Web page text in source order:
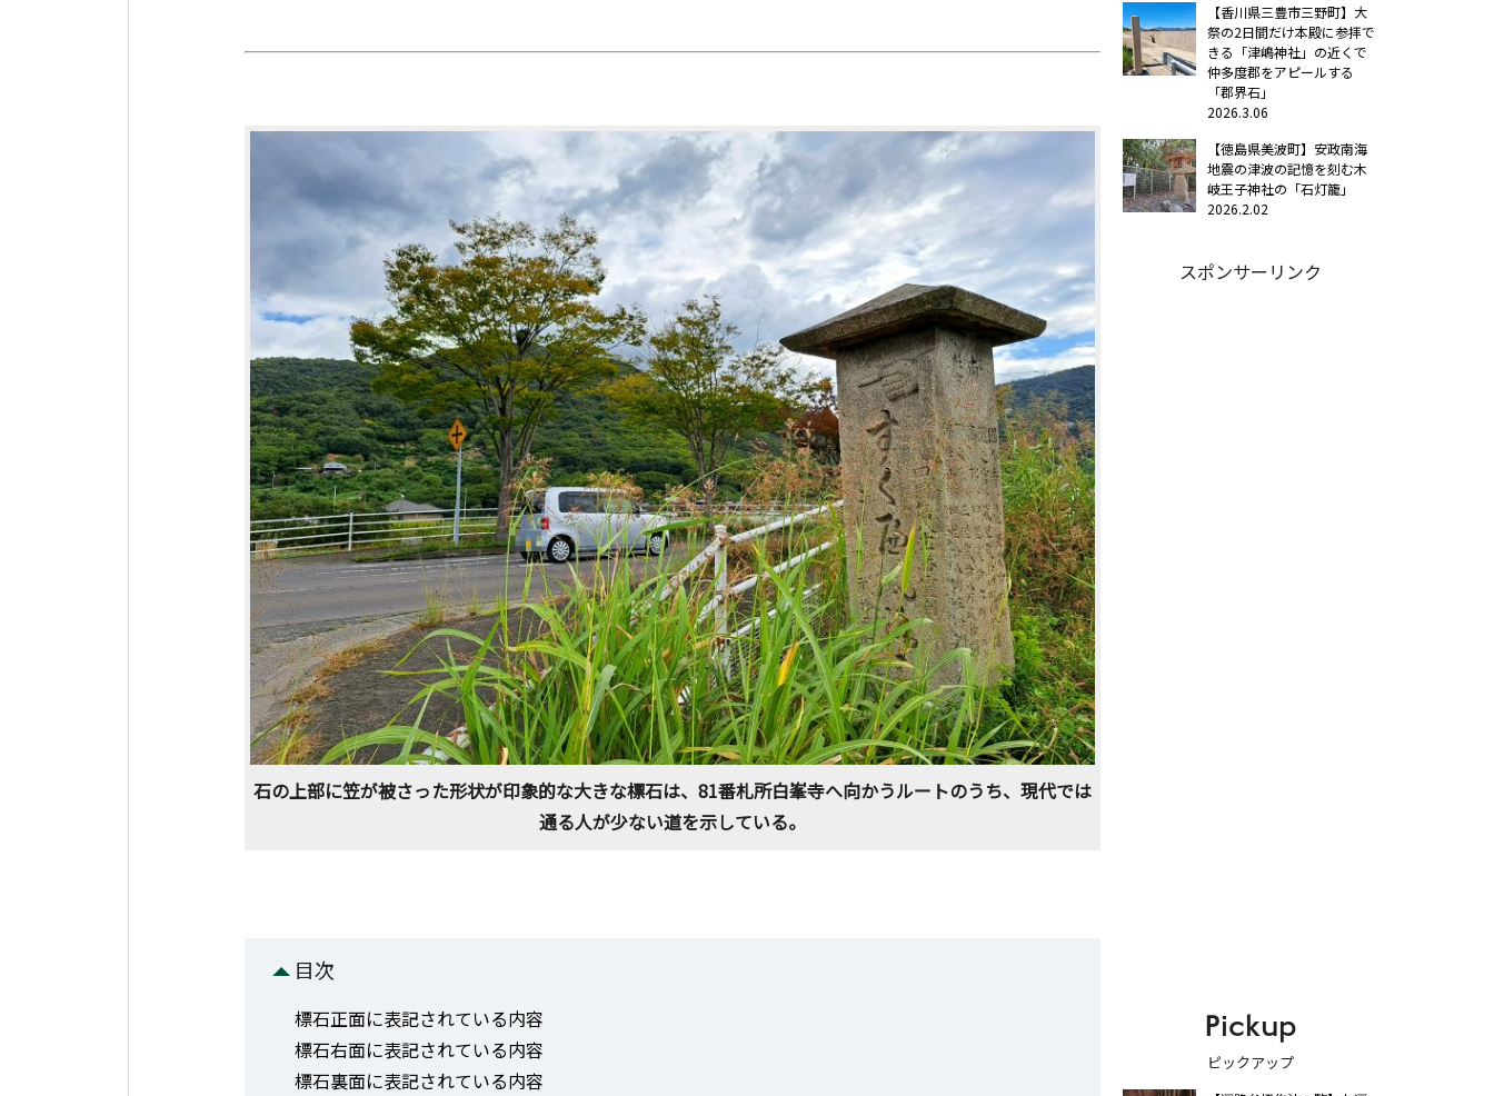
石の上部に笠が被さった形状が印象的な大きな標石は、81番札所白峯寺へ向かうルートのうち、現代では
通る人が少ない道を示している。
目次
標石正面に表記されている内容
標石右面に表記されている内容
標石裏面に表記されている内容
【香川県三豊市三野町】大
祭の2日間だけ本殿に参拝で
きる「津嶋神社」の近くで
仲多度郡をアピールする
「郡界石」
2026.3.06
【徳島県美波町】安政南海
地震の津波の記憶を刻む木
岐王子神社の「石灯籠」
2026.2.02
スポンサーリンク
Pickup
ピックアップ